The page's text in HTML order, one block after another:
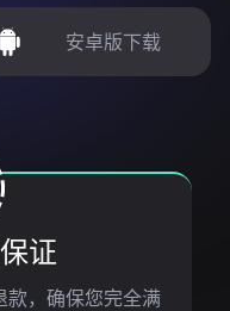
安卓版下载
证
，确保您完全满